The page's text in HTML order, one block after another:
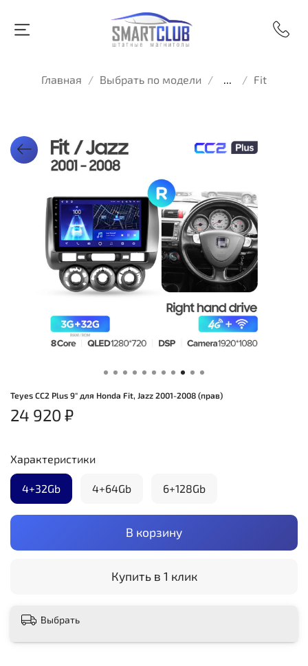
Главная Выбрать по модели ... Fit
Teyes CC2 Plus 9" для Honda Fit, Jazz 2001-2008 (прав)
24 920 ₽
В корзину
Купить в 1 клик
Характеристики
4+32Gb 4+64Gb 6+128Gb
Выбрать